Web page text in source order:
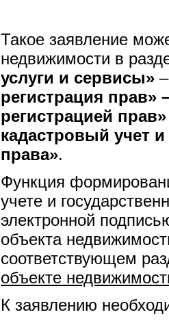
Такое заявление
недвижимости в
услуги и сервисы»
регистрация прав»
регистрацией
кадастровый учет
права».
Функция
учете и
электронной
объекта
соответствующем
объекте
К заявлению